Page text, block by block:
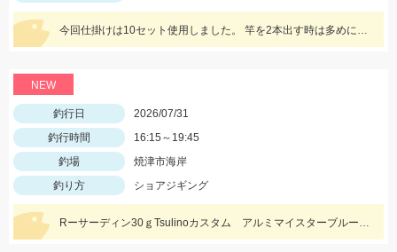
今回仕掛けは10セット使用しました。 竿を2本出す時は多めに準備しましょう！
NEW
釣行日
2026/07/31
釣行時間
16:15～19:45
釣場
焼津市海岸
釣り方
ショアジギング
Rーサーディン30ｇTsulinoカスタム アルミマイスターブルーにヒット！マズメにはアカキンカラーも有効です！